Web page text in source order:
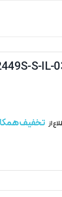
از تخفیف